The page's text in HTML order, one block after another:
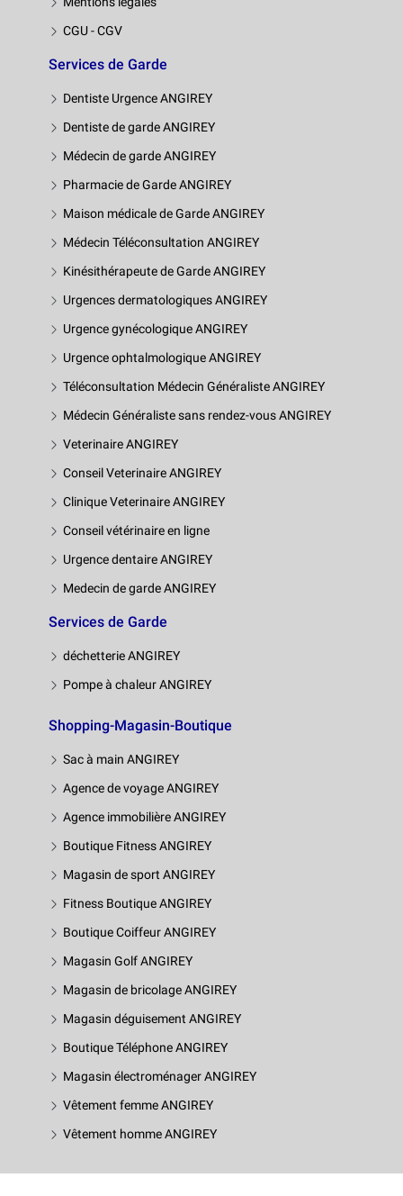
CGU - CGV
Services de Garde
Dentiste Urgence ANGIREY
Dentiste de garde ANGIREY
Médecin de garde ANGIREY
Pharmacie de Garde ANGIREY
Maison médicale de Garde ANGIREY
Médecin Téléconsultation ANGIREY
Kinésithérapeute de Garde ANGIREY
Urgences dermatologiques ANGIREY
Urgence gynécologique ANGIREY
Urgence ophtalmologique ANGIREY
Téléconsultation Médecin Généraliste ANGIREY
Médecin Généraliste sans rendez-vous ANGIREY
Veterinaire ANGIREY
Conseil Veterinaire ANGIREY
Clinique Veterinaire ANGIREY
Conseil vétérinaire en ligne
Urgence dentaire ANGIREY
Medecin de garde ANGIREY
Services de Garde
déchetterie ANGIREY
Pompe à chaleur ANGIREY
Shopping-Magasin-Boutique
Sac à main ANGIREY
Agence de voyage ANGIREY
Agence immobilière ANGIREY
Boutique Fitness ANGIREY
Magasin de sport ANGIREY
Fitness Boutique ANGIREY
Boutique Coiffeur ANGIREY
Magasin Golf ANGIREY
Magasin de bricolage ANGIREY
Magasin déguisement ANGIREY
Boutique Téléphone ANGIREY
Magasin électroménager ANGIREY
Vêtement femme ANGIREY
Vêtement homme ANGIREY